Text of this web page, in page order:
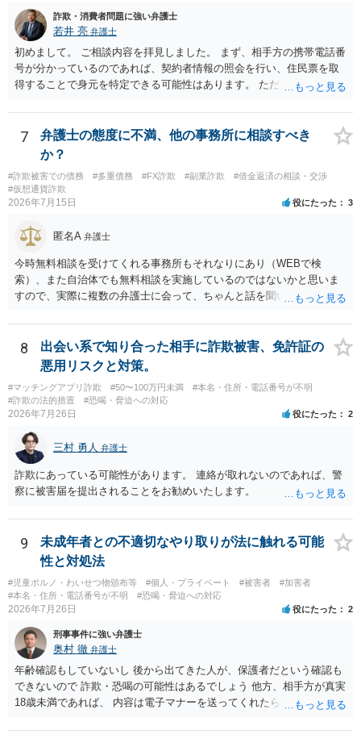
詐欺・消費者問題に強い弁護士
若井 亮 弁護士
初めまして。 ご相談内容を拝見しました。 まず、相手方の携帯電話番
号が分かっているのであれば、契約者情報の照会を行い、住民票を取
得することで身元を特定できる可能性はあります。 ただ、他人名義の
ろです。 LINEについても、詐欺の事案であれば照会できる可能性はあ
りますが、携帯電話の番号を経由する方法より難しくなります。 身元
を特定した後は、返金の理屈があるかどうかを確認していきます。 基
本的に贈与に該当する場合には返金請求ができません。 詐欺を含め、
当方に返金の理屈があるかどうかを確認していきます。 さらに、渡し
た金額について、裏付けがあるかどうかも精査します。 上記を経て、
からスタートすることになるでしょう。 ご理解のとおり、詐欺である
ことの立証は簡単ではありません。 刑事事件化が出来るのであれば、
返金交渉で有利になる可能性がありますが、民事上の詐欺の立証以上
に難しいところがあります。 こちらについては、一度、最寄りの警察
署に被害相談をするようにしてください。 具体的な見通しに関して
良いかと思います。
7
弁護士の態度に不満、他の事務所に相談すべき
か？
#詐欺被害での債務 #多重債務 #FX詐欺 #副業詐欺
#借金返済の相談・交渉
#仮想通貨詐欺
2026年7月15日 役にたった 3
匿名A 弁護士
今時無料相談を受けてくれる事務所もそれなりにあり（WEBで検
索）、また自治体でも無料相談を実施しているのではないかと思いま
すので、実際に複数の弁護士に会って、ちゃんと話を聞いてくれる
はそもそも事案を把握できていないようですので、御相談の案件につ
いては弁護士として能力不足なのかもしれません。相手にしない方が
良いと思います。ただ、仮想通貨詐欺の被害回復は現実的には難しい
かもしれません。
8
出会い系で知り合った相手に詐欺被害、免許証の
悪用リスクと対策。
#マッチングアプリ詐欺 #50〜100万円未満
#本名・住所・電話番号が不明
#詐欺の法的措置
#恐喝・脅迫への対応
2026年7月26日 役にたった 2
三村 勇人 弁護士
詐欺にあっている可能性があります。 連絡が取れないのであれば、警
察に被害届を提出されることをお勧めいたします。
9
未成年者との不適切なやり取りが法に触れる可能
性と対処法
#児童ポルノ・わいせつ物頒布等 #個人・プライベート #被害者
#加害者
#本名・住所・電話番号が不明
#恐喝・脅迫への対応
2026年7月26日 役にたった 2
刑事事件に強い弁護士
奥村 徹 弁護士
年齢確認もしていないし 後から出てきた人が、保護者だという確認も
できないので 詐欺・恐喝の可能性はあるでしょう 他方、相手方が真実
18歳未満であれば、 内容は電子マナーを送ってくれたら自慰行為など
画の尺は10分ほど、服を着たままで胸を触って欲しい、などの要望を